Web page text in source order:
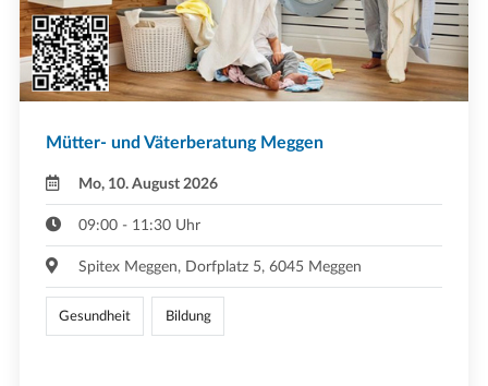
Mütter- und Väterberatung Meggen
Mo, 10. August 2026
09:00 - 11:30 Uhr
Spitex Meggen, Dorfplatz 5, 6045 Meggen
Gesundheit Bildung